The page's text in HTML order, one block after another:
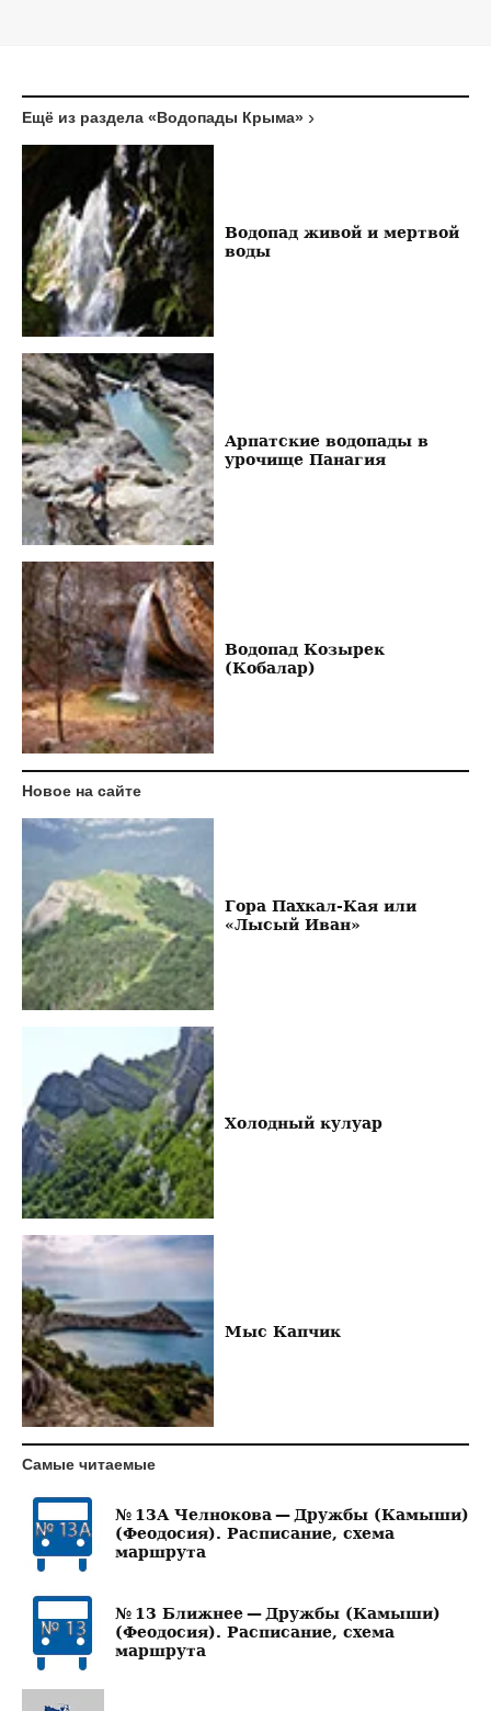
Ещё из раздела «Водопады Крыма»
Водопад живой и мертвой
воды
Арпатские водопады в
урочище Панагия
Водопад Козырек
(Кобалар)
Новое на сайте
Гора Пахкал-Кая или
«Лысый Иван»
Холодный кулуар
Мыс Капчик
Самые читаемые
№ 13А Челнокова — Дружбы (Камыши)
(Феодосия). Расписание, схема
маршрута
№ 13 Ближнее — Дружбы (Камыши)
(Феодосия). Расписание, схема
маршрута